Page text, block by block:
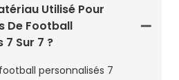
Utilisé Pour
De Football
7 Sur 7 ?
personnalisés 7